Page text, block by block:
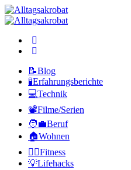
Menu
Search
Alltagsakrobat
Menu
📝Blog
🧪Erfahrungsberichte
💻Technik
📽️Filme/Serien
🧑‍💼Beruf
🏠Wohnen
🏃‍♀️Fitness
💡Lifehacks